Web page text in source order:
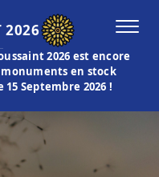
2026
2026 est encore
en stock
Septembre 2026 !